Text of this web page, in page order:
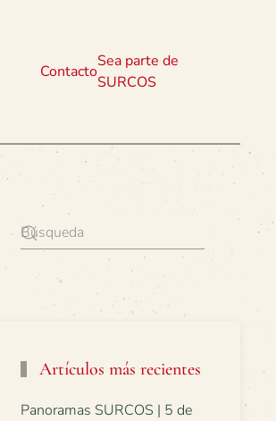
Contacto
Sea parte de
SURCOS
Artículos más recientes
Panoramas SURCOS | 5 de